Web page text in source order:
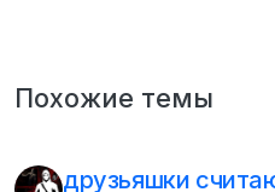
Похожие темы
друзьяшки